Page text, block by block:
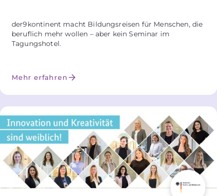
der9kontinent macht Bildungsreisen für Menschen, die
beruflich mehr wollen – aber kein Seminar im
Tagungshotel.
Mehr erfahren